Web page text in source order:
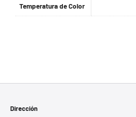
Temperatura de Color
Dirección